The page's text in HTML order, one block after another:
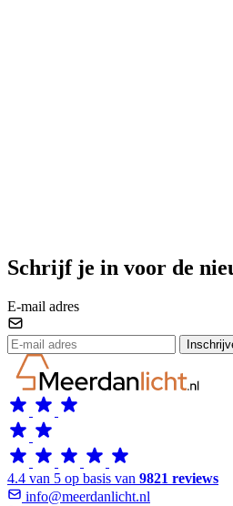
Schrijf je in voor de
E-mail adres
4.4 van 5 op basis van 9821 reviews
info@meerdanlicht.nl